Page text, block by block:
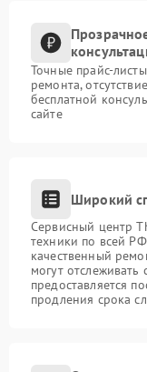
Точные прайс-
ремонта,
бесплатной
сайте
Широкий
Сервисный центр
техники по всей
качественный
могут отслеживать
предоставляется
продления срока